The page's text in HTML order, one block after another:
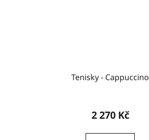
Tenisky - Cappuccino
2 270 Kč